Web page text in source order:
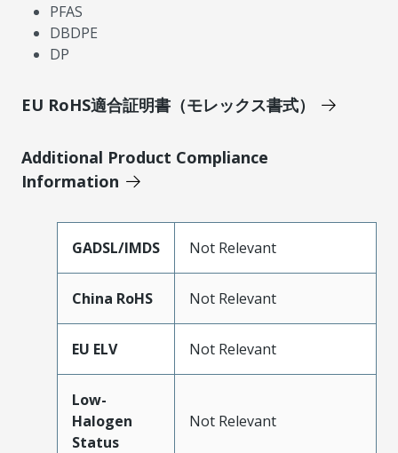
PFAS
DBDPE
DP
EU RoHS適合証明書（モレックス書式）
Additional Product Compliance
Information
GADSL/IMDS Not Relevant
China RoHS Not Relevant
EU ELV Not Relevant
Low-
Halogen
Status
Not Relevant